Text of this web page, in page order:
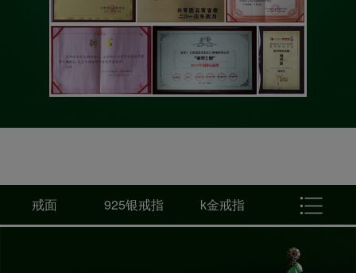
戒面 925银戒指 k金戒指